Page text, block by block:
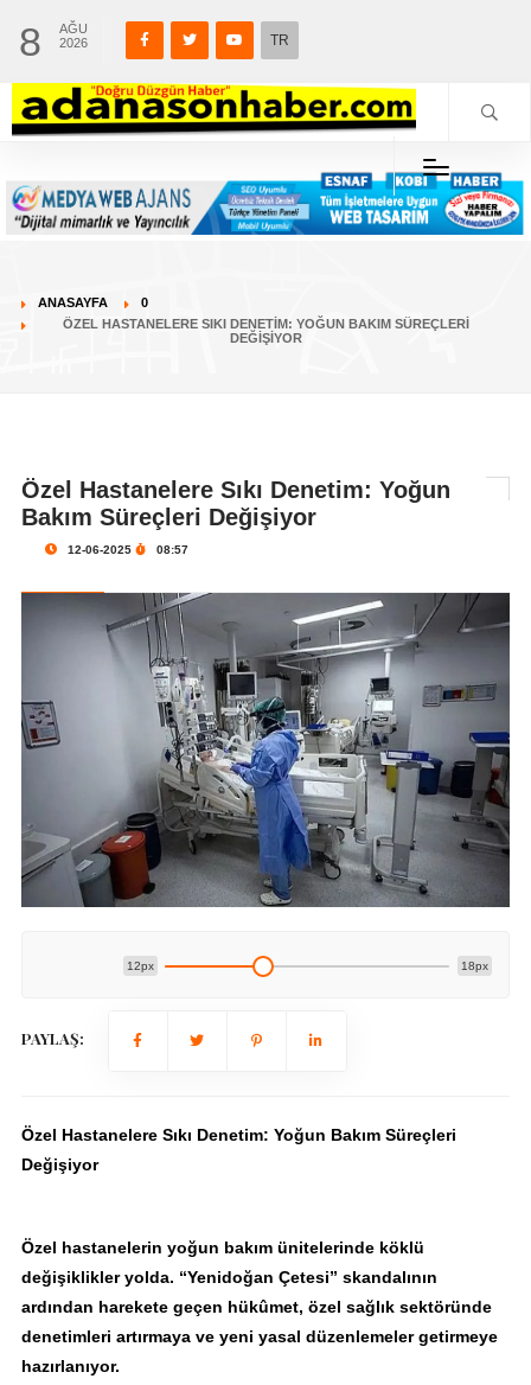
8
AĞU
2026
TR
ANASAYFA
0
ÖZEL HASTANELERE SIKI DENETIM: YOĞUN BAKIM SÜREÇLERI
DEĞIŞIYOR
Özel Hastanelere Sıkı Denetim: Yoğun
Bakım Süreçleri Değişiyor
12-06-2025 08:57
12px 18px
PAYLAŞ:
Özel Hastanelere Sıkı Denetim: Yoğun Bakım Süreçleri
Değişiyor
Özel hastanelerin yoğun bakım ünitelerinde köklü
değişiklikler yolda. “Yenidoğan Çetesi” skandalının
ardından harekete geçen hükûmet, özel sağlık sektöründe
denetimleri artırmaya ve yeni yasal düzenlemeler getirmeye
hazırlanıyor.